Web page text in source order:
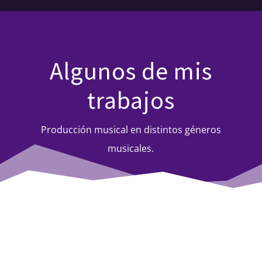
Algunos de mis
trabajos
Producción musical en distintos géneros
musicales.